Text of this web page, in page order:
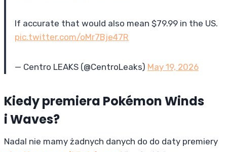
If accurate that would also mean $79.99 in the US.
pic.twitter.com/oMr7Bje47R
— Centro LEAKS (@CentroLeaks) May 19, 2026
Kiedy premiera Pokémon Winds
i Waves?
Nadal nie mamy żadnych danych do do daty premiery